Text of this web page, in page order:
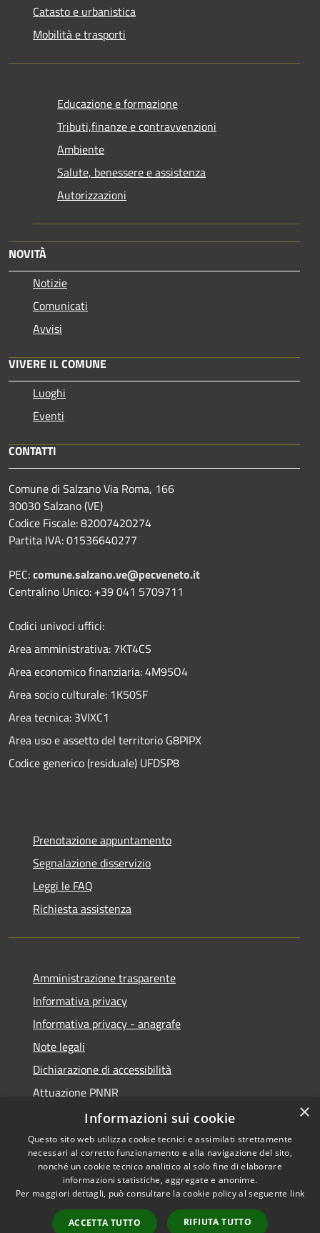
Catasto e urbanistica
Mobilità e trasporti
Educazione e formazione
Tributi,finanze e contravvenzioni
Ambiente
Salute, benessere e assistenza
Autorizzazioni
NOVITÀ
Notizie
Comunicati
Avvisi
VIVERE IL COMUNE
Luoghi
Eventi
CONTATTI
Comune di Salzano Via Roma, 166
30030 Salzano (VE)
Codice Fiscale: 82007420274
Partita IVA: 01536640277
PEC:comune.salzano.ve@pecveneto.it
Centralino Unico: +39 041 5709711
Codici univoci uffici:
Area amministrativa: 7KT4CS
Area economico finanziaria: 4M95O4
Area socio culturale: 1K50SF
Area tecnica: 3VIXC1
Area uso e assetto del territorio G8PIPX
Codice generico (residuale) UFDSP8
Prenotazione appuntamento
Segnalazione disservizio
Leggi le FAQ
Richiesta assistenza
Amministrazione trasparente
Informativa privacy
Informativa privacy - anagrafe
Note legali
Dichiarazione di accessibilità
Attuazione PNNR
Whistleblowing
RSS
Accessibilità
Copyright © 2026 • Comune di
Municipium•
Accesso
×
Informazioni sui cookie
Questo sito web utilizza cookie tecnici e assimilati strettamente
necessari al corretto funzionamento e alla navigazione del sito,
nonché un cookie tecnico analitico al solo fine di elaborare
informazioni statistiche, aggregate e anonime.
Per maggiori dettagli, può consultare la cookie policy al seguente link
ACCETTA TUTTO RIFIUTA TUTTO